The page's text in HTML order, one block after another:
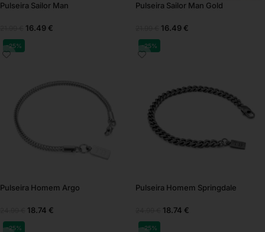
Pulseira Sailor Man
16.49 €
Pulseira Sailor Man Gold
16.49 €
-25%
Pulseira Homem Argo
18.74 €
-25%
Pulseira Homem Springdale
18.74 €
-25% -25%